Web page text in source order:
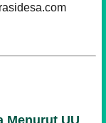
Menurut UU